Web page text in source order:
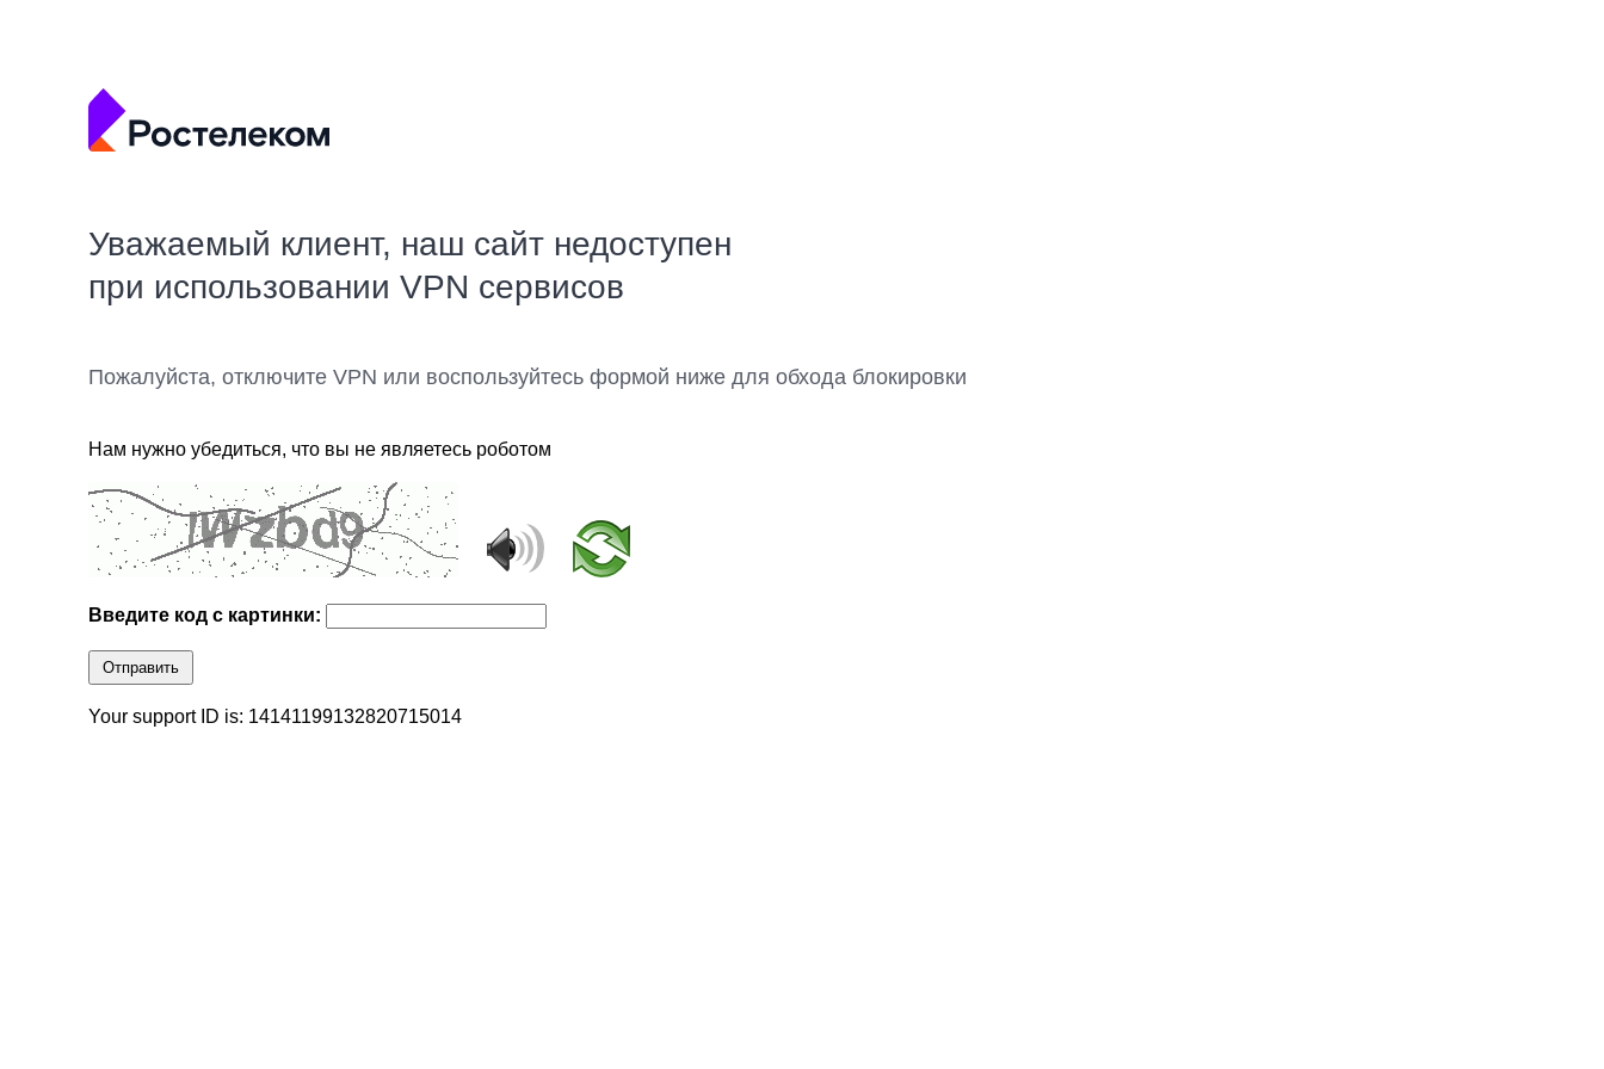
Уважаемый клиент, наш сайт недоступен
при использовании VPN сервисов
Пожалуйста, отключите VPN или воспользуйтесь формой ниже для обхода блокировки
Нам нужно убедиться, что вы не являетесь роботом
Введите код с картинки:
Отправить
Your support ID is: 14141199132820715014